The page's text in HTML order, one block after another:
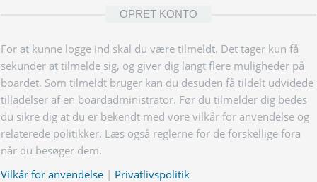
OPRET KONTO
For at kunne logge ind skal du være tilmeldt. Det tager kun få
sekunder at tilmelde sig, og giver dig langt flere muligheder på
boardet. Som tilmeldt bruger kan du desuden få tildelt udvidede
tilladelser af en boardadministrator. Før du tilmelder dig bedes
du sikre dig at du er bekendt med vore vilkår for anvendelse og
relaterede politikker. Læs også reglerne for de forskellige fora
når du besøger dem.
Vilkår for anvendelse | Privatlivspolitik